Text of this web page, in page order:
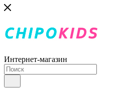
Интернет-магазин